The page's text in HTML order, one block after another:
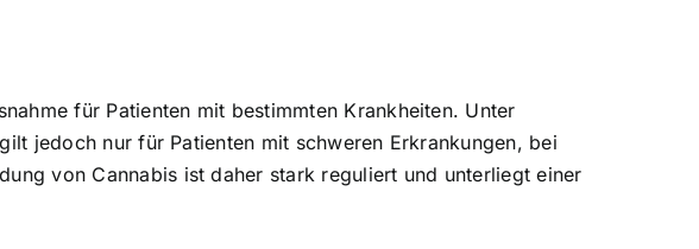
für Patienten mit bestimmten Krankheiten. Unter
jedoch nur für Patienten mit schweren Erkrankungen, bei
von Cannabis ist daher stark reguliert und unterliegt einer